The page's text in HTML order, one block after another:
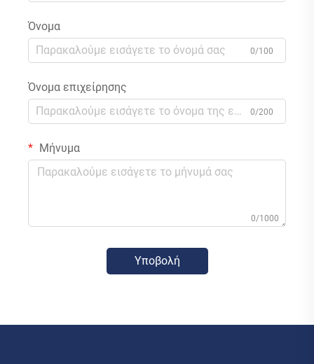
Όνομα
0/100
Όνομα επιχείρησης
0/200
Μήνυμα
0/1000
Υποβολή